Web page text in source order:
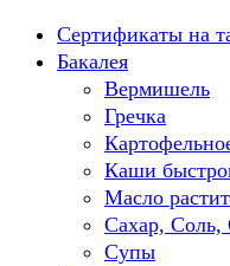
Перейти
содержанию
Сертификаты на
Бакалея
Вермишель
Гречка
Каши
Масло
Сахар, Соль,
Супы